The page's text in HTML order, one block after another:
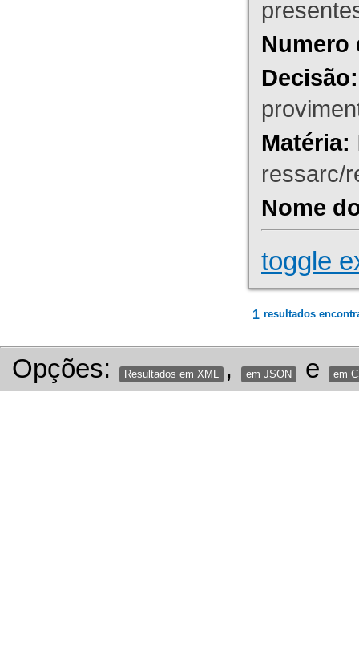
Numero
Decisão:
Matéria:
ressarc/
Nome
toggle
1 resultados
Opções: Resultados em XML , em JSON e em